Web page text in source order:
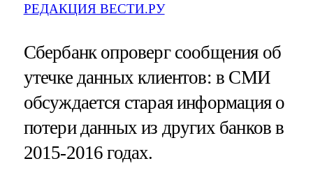
РЕДАКЦИЯ ВЕСТИ.РУ
Сбербанк опроверг сообщения об
утечке данных клиентов: в СМИ
обсуждается старая информация о
потери данных из других банков в
2015-2016 годах.